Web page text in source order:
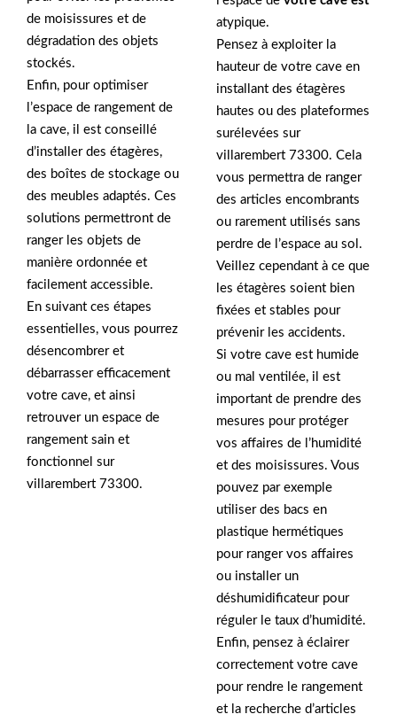
de moisissures et de
dégradation des objets
stockés.
Enfin, pour optimiser
l’espace de rangement de
la cave, il est conseillé
d’installer des étagères,
des boîtes de stockage ou
des meubles adaptés. Ces
solutions permettront de
ranger les objets de
manière ordonnée et
facilement accessible.
En suivant ces étapes
essentielles, vous pourrez
désencombrer et
débarrasser efficacement
votre cave, et ainsi
retrouver un espace de
rangement sain et
fonctionnel sur
villarembert 73300.
atypique.
Pensez à exploiter la
hauteur de votre cave en
installant des étagères
hautes ou des plateformes
surélevées sur
villarembert 73300. Cela
vous permettra de ranger
des articles encombrants
ou rarement utilisés sans
perdre de l’espace au sol.
Veillez cependant à ce que
les étagères soient bien
fixées et stables pour
prévenir les accidents.
Si votre cave est humide
ou mal ventilée, il est
important de prendre des
mesures pour protéger
vos affaires de l’humidité
et des moisissures. Vous
pouvez par exemple
utiliser des bacs en
plastique hermétiques
pour ranger vos affaires
ou installer un
déshumidificateur pour
réguler le taux d’humidité.
Enfin, pensez à éclairer
correctement votre cave
pour rendre le rangement
et la recherche d’articles